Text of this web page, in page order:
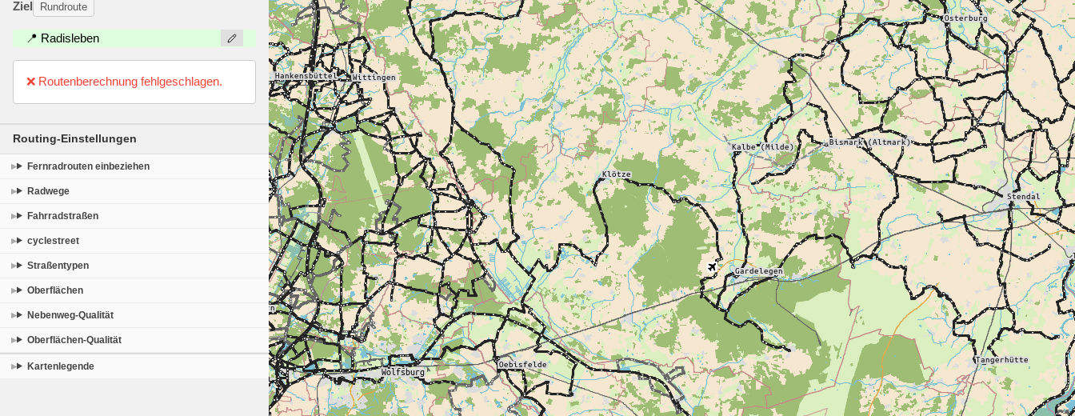
Ziel Rundroute
📍 Radisleben
❌ Routenberechnung fehlgeschlagen.
Routing-Einstellungen
Fernradrouten einbeziehen
Radwege
Fahrradstraßen
cyclestreet
Straßentypen
Oberflächen
Nebenweg-Qualität
Oberflächen-Qualität
Kartenlegende